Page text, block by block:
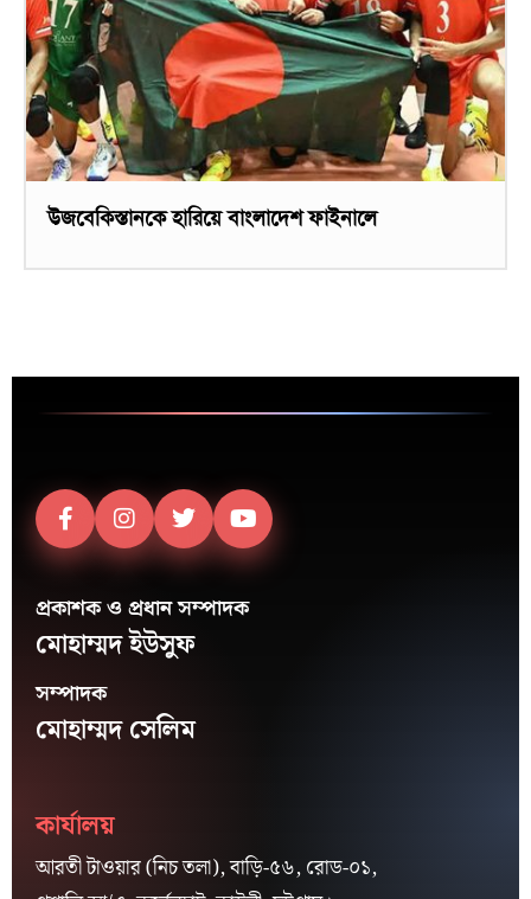
উজবেকিস্তানকে হারিয়ে বাংলাদেশ ফাইনালে
প্রকাশক ও প্রধান সম্পাদক
মোহাম্মদ ইউসুফ
সম্পাদক
মোহাম্মদ সেলিম
কার্যালয়
আরতী টাওয়ার (নিচ তলা), বাড়ি-৫৬, রোড-০১,